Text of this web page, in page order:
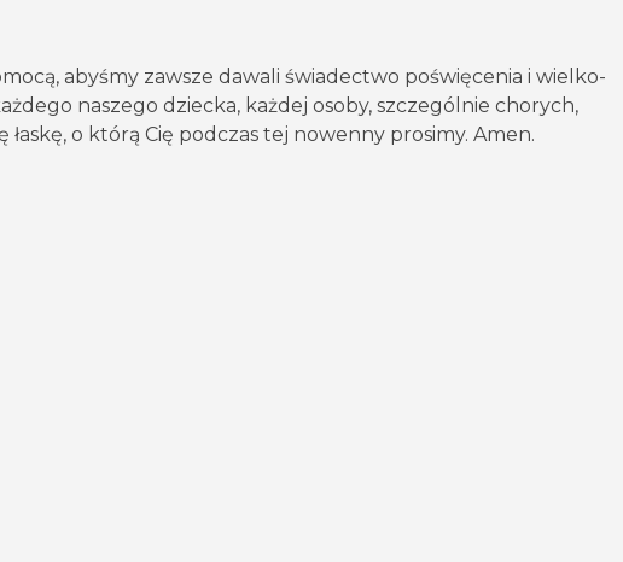
abyśmy zawsze dawali świadectwo poświęcenia i wielko-
naszego dziecka, każdej osoby, szczególnie chorych,
o którą Cię podczas tej nowenny prosimy. Amen.